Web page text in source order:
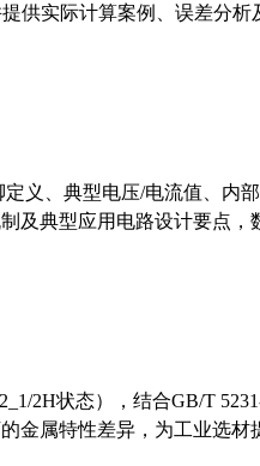
供实际计算案例、误差分
义、典型电压/电流值、内
及典型应用电路设计要点，
2H状态），结合GB/T
金属特性差异，为工业选材